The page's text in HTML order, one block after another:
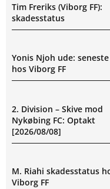
Tim Freriks (Viborg FF):
skadesstatus
Yonis Njoh ude:
hos Viborg FF
2. Division – Skive mod
Nykøbing FC: Optakt
[2026/08/08]
M. Riahi skadesstatus
Viborg FF